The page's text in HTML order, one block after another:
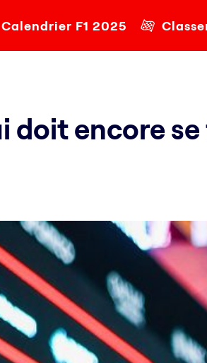
Calendrier F1 2025
doit encore